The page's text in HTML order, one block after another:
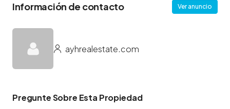
Información de contacto Ver anuncio
ayhrealestate.com
Pregunte Sobre Esta Propiedad